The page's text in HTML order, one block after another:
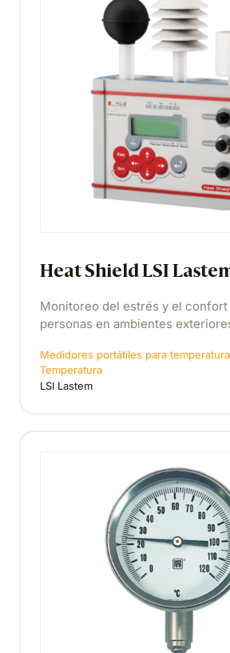
Heat Shield LSI
Monitoreo del estrés y el
personas en ambientes
Medidores portátiles para
Temperatura
LSI Lastem